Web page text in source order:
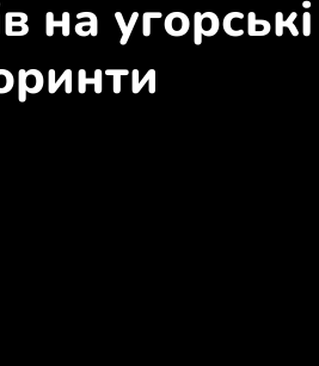
на угорські